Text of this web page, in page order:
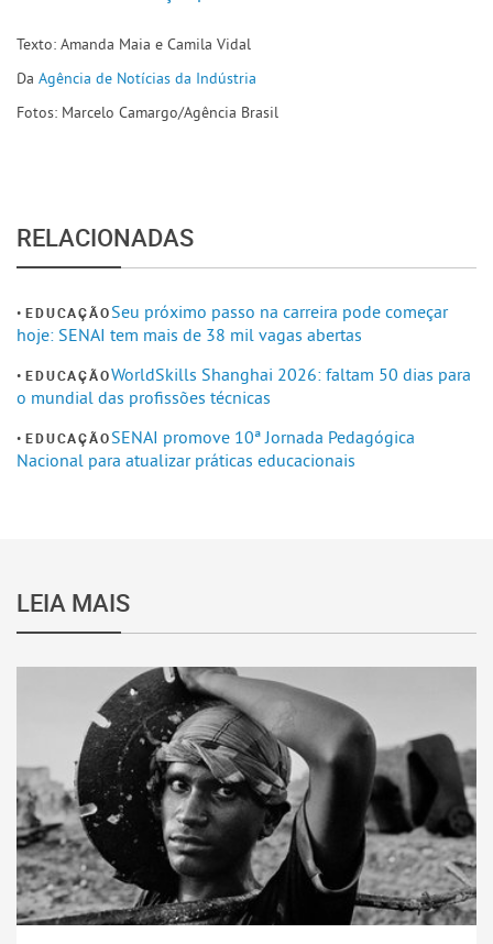
Texto: Amanda Maia e Camila Vidal
Da Agência de Notícias da Indústria
Fotos: Marcelo Camargo/Agência Brasil
RELACIONADAS
EDUCAÇÃOSeu próximo passo na carreira pode começar
hoje: SENAI tem mais de 38 mil vagas abertas
EDUCAÇÃOWorldSkills Shanghai 2026: faltam 50 dias para
o mundial das profissões técnicas
EDUCAÇÃOSENAI promove 10ª Jornada Pedagógica
Nacional para atualizar práticas educacionais
LEIA MAIS